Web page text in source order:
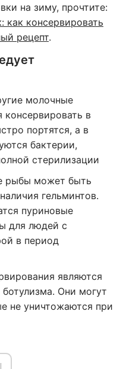
на зиму, прочтите:
как консервировать
рецепт.
молочные
консервировать в
портятся, а в
бактерии,
стерилизации
рыбы может быть
гельминтов.
пуриновые
для людей с
в период
являются
Они могут
не уничтожаются при